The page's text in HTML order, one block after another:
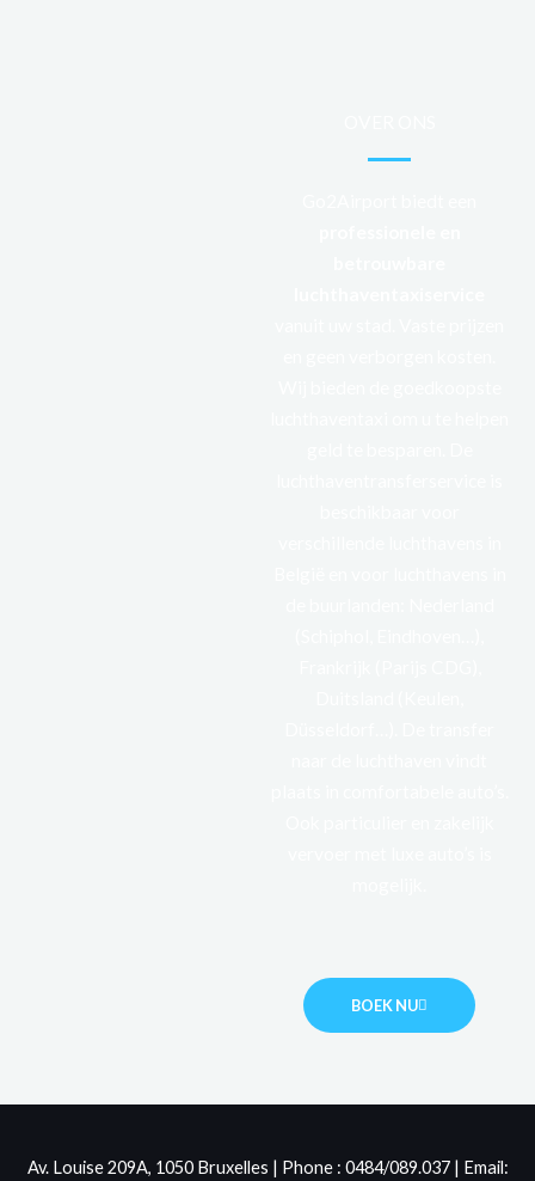
BOEK NU
Av. Louise 209A, 1050 Bruxelles | Phone : 0484/089.037 | Email: